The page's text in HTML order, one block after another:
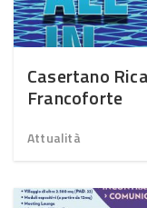
Casertano
Francoforte
Attualità